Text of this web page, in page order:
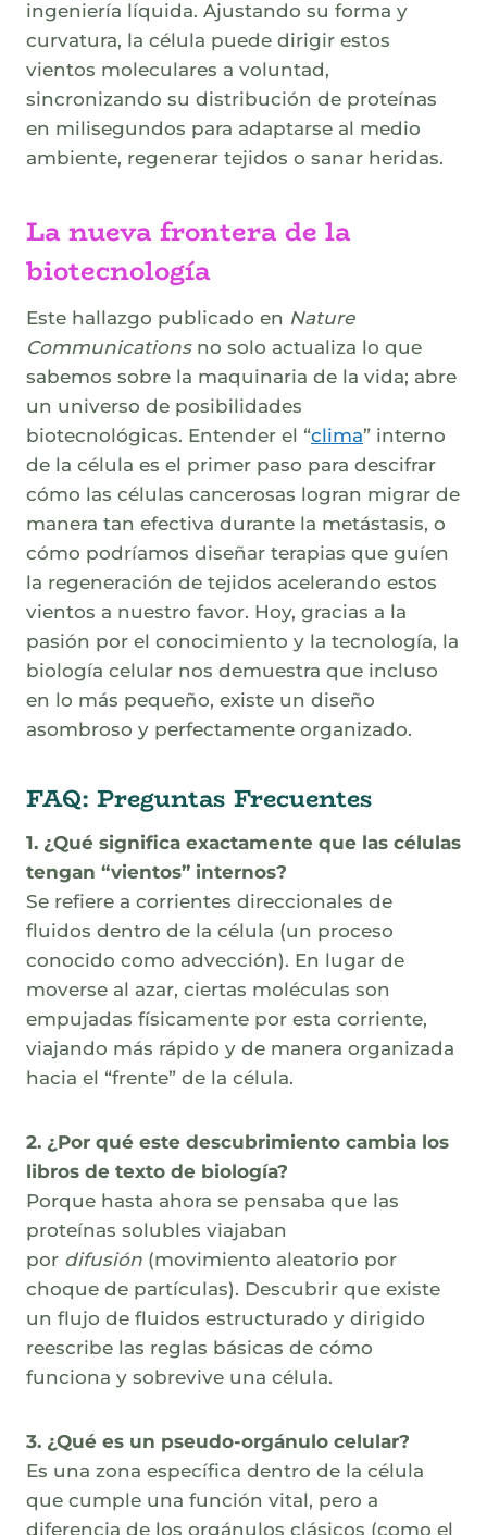
ingeniería líquida. Ajustando su forma y
curvatura, la célula puede dirigir estos
vientos moleculares a voluntad,
sincronizando su distribución de proteínas
en milisegundos para adaptarse al medio
ambiente, regenerar tejidos o sanar heridas.
La nueva frontera de la
biotecnología
Este hallazgo publicado en Nature
Communicationsno solo actualiza lo que
sabemos sobre la maquinaria de la vida; abre
un universo de posibilidades
biotecnológicas. Entender el “clima” interno
de la célula es el primer paso para descifrar
cómo las células cancerosas logran migrar de
manera tan efectiva durante la metástasis, o
cómo podríamos diseñar terapias que guíen
la regeneración de tejidos acelerando estos
vientos a nuestro favor. Hoy, gracias a la
pasión por el conocimiento y la tecnología, la
biología celular nos demuestra que incluso
en lo más pequeño, existe un diseño
asombroso y perfectamente organizado.
FAQ: Preguntas Frecuentes
1. ¿Qué significa exactamente que las células
tengan “vientos” internos?
Se refiere a corrientes direccionales de
fluidos dentro de la célula (un proceso
conocido como advección). En lugar de
moverse al azar, ciertas moléculas son
empujadas físicamente por esta corriente,
viajando más rápido y de manera organizada
hacia el “frente” de la célula.
2. ¿Por qué este descubrimiento cambia los
libros de texto de biología?
Porque hasta ahora se pensaba que las
proteínas solubles viajaban
por difusión (movimiento aleatorio por
choque de partículas). Descubrir que existe
un flujo de fluidos estructurado y dirigido
reescribe las reglas básicas de cómo
funciona y sobrevive una célula.
3. ¿Qué es un pseudo-orgánulo celular?
Es una zona específica dentro de la célula
que cumple una función vital, pero a
diferencia de los orgánulos clásicos (como el